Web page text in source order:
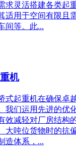
求灵活搭建各类起
适用于空间有限且
间等。此...
机
式起重机在确保卓
我们运用先进的优
效减轻对厂房结构
大吨位货物时的抗
造体系，...